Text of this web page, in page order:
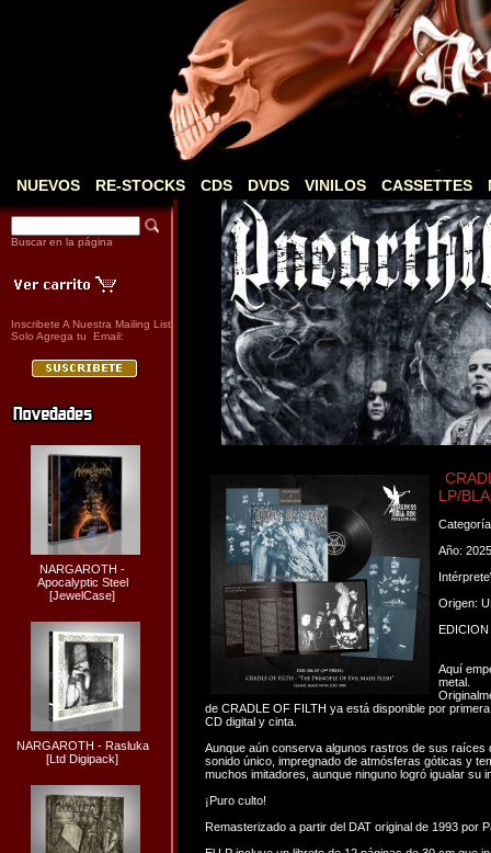
NUEVOS RE-STOCKS CDS DVDS VINILOS CASSETTES
Buscar en la página
Inscribete A Nuestra Mailing List
Solo Agrega tu Email:
NARGAROTH -
Apocalyptic Steel
[JewelCase]
NARGAROTH - Rasluka
[Ltd Digipack]
LP/
Año: 2025
Origen:
EDICION
Aquí
metal.
de CRADLE OF FILTH ya está disponible por
CD digital y cinta.
Aunque aún conserva algunos rastros de sus raíces
sonido único, impregnado de atmósferas góticas y
muchos imitadores, aunque ninguno logró igualar su
¡Puro culto!
Remasterizado a partir del DAT original de 1993 por